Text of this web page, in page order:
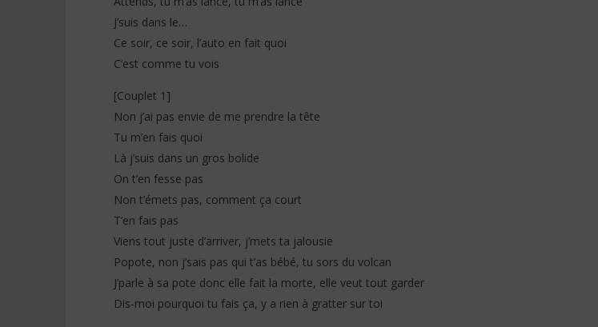
2026
Stone
J’suis dans le…
Ce soir, ce soir, l’auto en fait quoi
C’est comme tu vois
[Couplet 1]
Non j’ai pas envie de me prendre la tête
Tu m’en fais quoi
Là j’suis dans un gros bolide
On t’en fesse pas
Non t’émets pas, comment ça court
T’en fais pas
Viens tout juste d’arriver, j’mets ta jalousie
Popote, non j’sais pas qui t’as bébé, tu sors du volcan
J’parle à sa pote donc elle fait la morte, elle veut tout garder
Dis-moi pourquoi tu fais ça, y a rien à gratter sur toi